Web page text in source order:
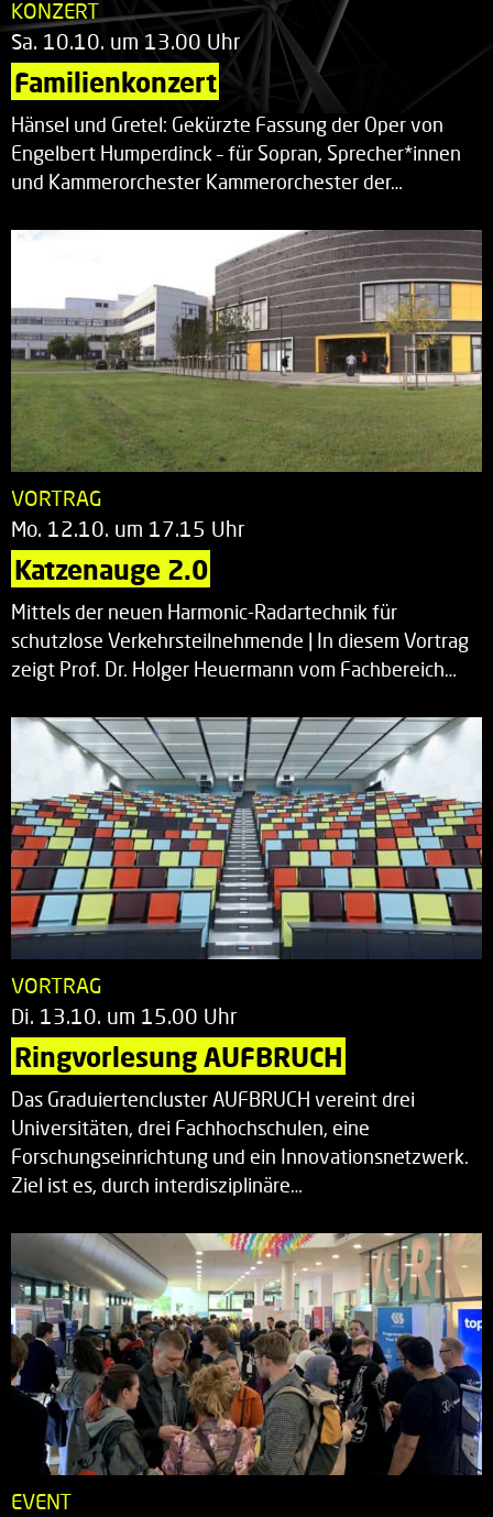
KONZERT
Sa. 10.10. um 13.00 Uhr
Familienkonzert
Hänsel und Gretel: Gekürzte Fassung der Oper von
Engelbert Humperdinck – für Sopran, Sprecher*innen
und Kammerorchester Kammerorchester der…
VORTRAG
Mo. 12.10. um 17.15 Uhr
Katzenauge 2.0
Mittels der neuen Harmonic-Radartechnik für
schutzlose Verkehrsteilnehmende | In diesem Vortrag
zeigt Prof. Dr. Holger Heuermann vom Fachbereich…
VORTRAG
Di. 13.10. um 15.00 Uhr
Ringvorlesung AUFBRUCH
Das Graduiertencluster AUFBRUCH vereint drei
Universitäten, drei Fachhochschulen, eine
Forschungseinrichtung und ein Innovationsnetzwerk.
Ziel ist es, durch interdisziplinäre…
EVENT